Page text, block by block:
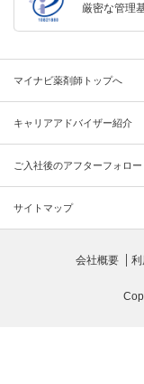
厳密な管理
マイナビ薬剤師トップへ
キャリアアドバイザー紹介
ご入社後のアフターフォロー
サイトマップ
会社概要